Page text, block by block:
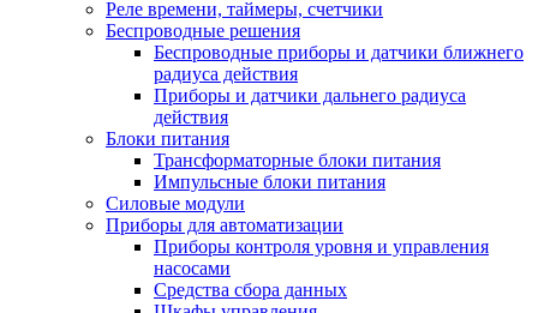
Реле времени, таймеры, счетчики
Беспроводные решения
Беспроводные приборы и датчики ближнего
радиуса действия
Приборы и датчики дальнего радиуса
действия
Блоки питания
Трансформаторные блоки питания
Импульсные блоки питания
Силовые модули
Приборы для автоматизации
Приборы контроля уровня и управления
насосами
Средства сбора данных